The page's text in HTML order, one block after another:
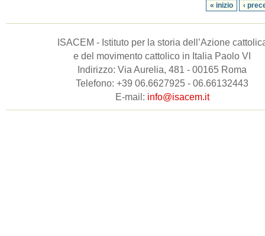
« inizio ‹
ISACEM - Istituto per la storia dell’Azione
e del movimento cattolico in Italia Paolo VI
Indirizzo: Via Aurelia, 481 - 00165 Roma
Telefono: +39 06.6627925 - 06.66132443
E-mail: info@isacem.it